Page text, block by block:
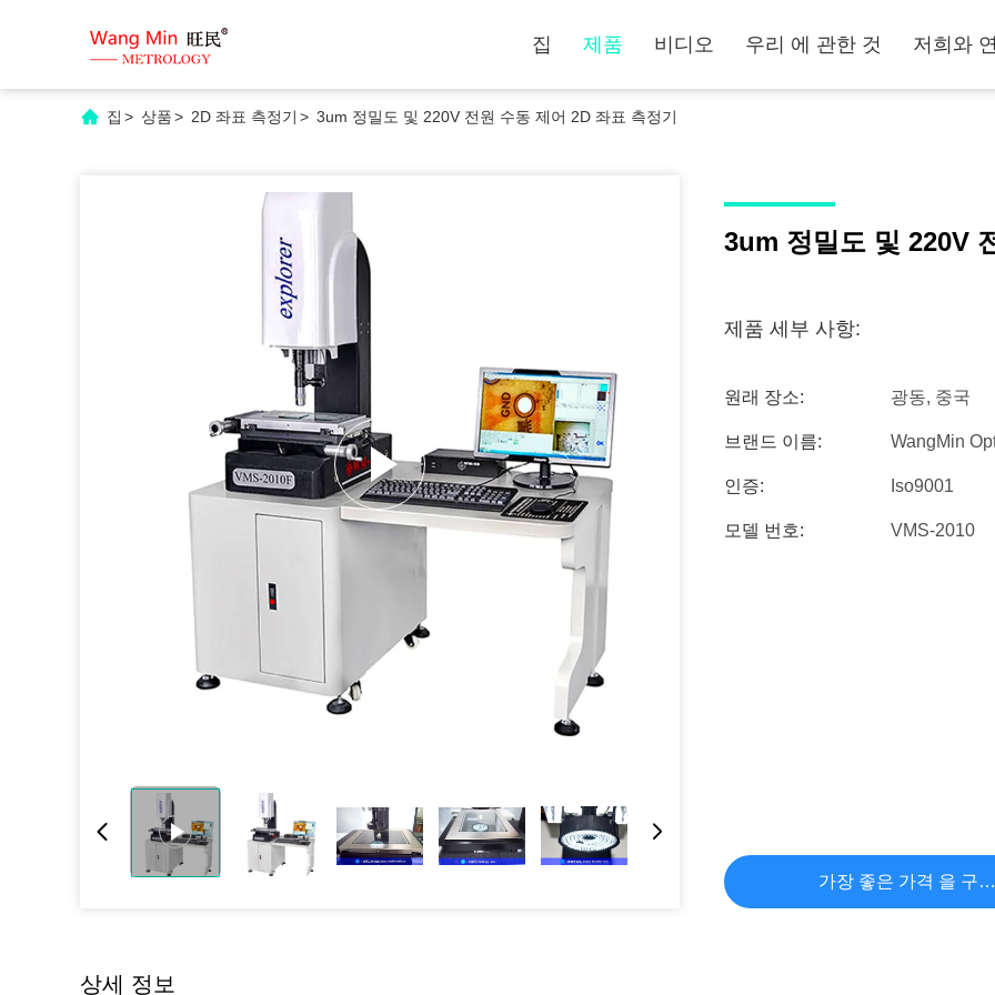
집 제품 비디오 우리 에 관한 것 저희와
집 > 상품> 2D 좌표 측정기 > 3um 정밀도 및 220V 전원 수동 제어 2D 좌표 측정기
3um 정밀도 및 220V
제품 세부 사항:
원래 장소: 광동, 중국
브랜드 이름: WangMin
인증: Iso9001
모델 번호: VMS-2010
가장 좋은 가격 을 구
상세 정보